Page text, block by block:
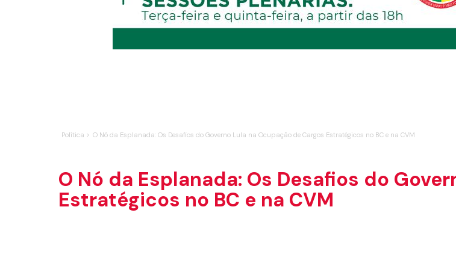
Política > O Nó da Esplanada: Os Desafios do Governo Lula na Ocupação de Cargos Estratégicos no BC e na CVM
O Nó da Esplanada: Os Desafios do
Estratégicos no BC e na CVM